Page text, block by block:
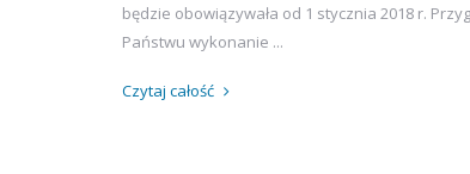
będzie obowiązywała od 1 stycznia 2018 r.
Państwu wykonanie ...
Czytaj całość